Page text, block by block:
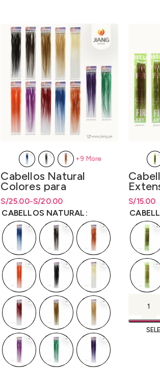
Cabellos Natural
Colores para
Extensiones x 20
Mechas
S/20.00
-
S/25.00
Rango de precios: desde
S/20.00 hasta S/25.00
Rango de precios: desde
S/20.00 hastaS/25.00
CABELLOS NATURAL
+9 More
S/15.00
Rango
hastaS/